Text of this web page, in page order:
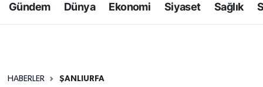
Gündem Dünya Ekonomi Siyaset Sağlık
HABERLER ŞANLIURFA
Dünya
Ekonomi
Tüm Manşetler
Haber Arşivi